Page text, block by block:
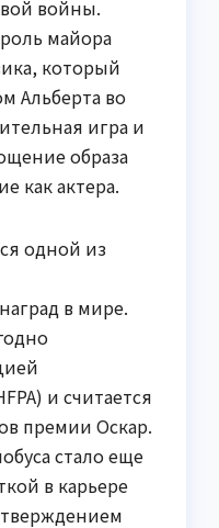
войны.
майора
который
Альберта во
игра и
образа
как актера.
одной из
в мире.
и считается
премии Оскар.
стало еще
в карьере